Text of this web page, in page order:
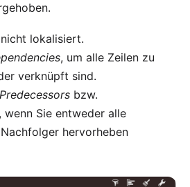
lokalisiert.
, um alle Zeilen zu
verknüpft sind.
bzw.
, wenn Sie entweder alle
hervorheben